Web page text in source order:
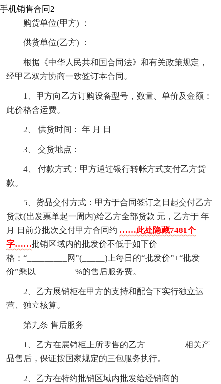
手机销售合同2
购货单位(甲方) ：
供货单位(乙方) ：
根据《中华人民共和国合同法》和有关政策规定，
经甲乙双方协商一致签订本合同。
1、甲方向乙方订购设备型号，数量、单价及金额：
此价格含运费。
2、 供货时间： 年 月 日
3、 交货地点：
4、 付款方式：甲方通过银行转帐方式支付乙方货
款。
5、货品交付方式：甲方于合同签订之日起交付乙方
货款(出发票单起一周内)给乙方全部货款 元，乙方于 年
月 日前分批次交付甲方合同约 ……此处隐藏7481个
字……批销区域内的批发价不低于如下价
格：“_________网”(_____)上每日的“批发价”+“批发
价”乘以_________%的售后服务费。
2、乙方展销柜在甲方的支持和配合下实行独立运
营、独立核算。
第九条 售后服务
1、乙方在展销柜上所零售的乙方_________相关产
品售后，保证按国家规定的三包服务执行。
2、乙方在特约批销区域内批发给经销商的